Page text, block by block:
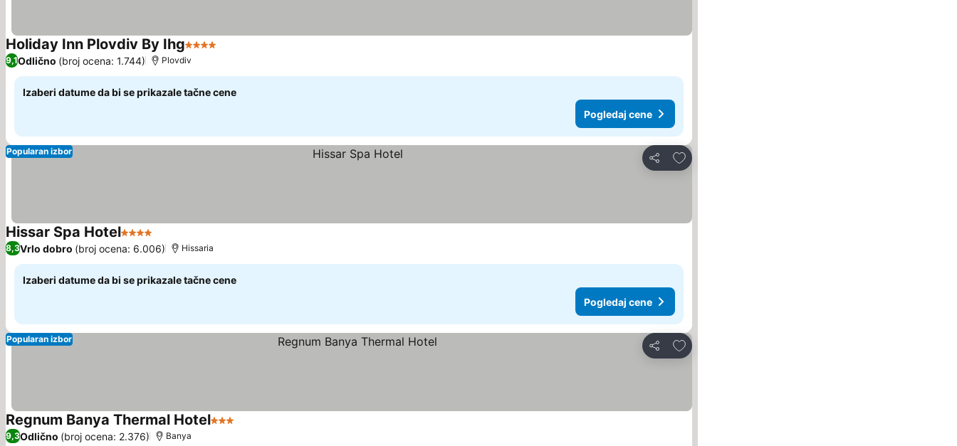
Holiday Inn Plovdiv By Ihg4 Zvezdice
9,1Odlično (broj ocena: 1.744) Plovdiv
Izaberi datume da bi se prikazale tačne cene
Pogledaj cene
Deli
Dodati u favorite
Popularan izbor
Hissar Spa Hotel4 ZvezdicePogledaj cene
8,3Vrlo dobro (broj ocena: 6.006) Hissaria
Izaberi datume da bi se prikazale tačne cene
Pogledaj cene
Deli
Dodati u favorite
Popularan izbor
Regnum Banya Thermal Hotel3 Zvezdice
9,3Odlično (broj ocena: 2.376) Banya